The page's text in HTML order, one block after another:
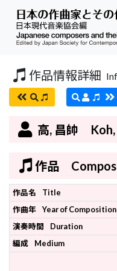
作品情報詳細
高, 昌帥 Koh,
作品
作品名 Title
作曲年
Year of Composition
演奏時間
Duration
編成
Medium